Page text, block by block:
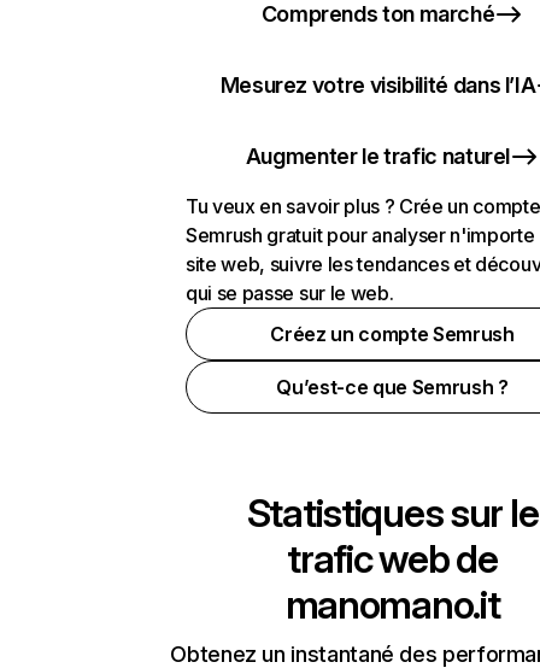
Comprends ton marché
Mesurez votre visibilité dans l’IA
Augmenter le trafic naturel
Tu veux en savoir plus ? Crée un compte
Semrush gratuit pour analyser n'importe
site web, suivre les tendances et
qui se passe sur le web.
Créez un compte Semrush
Qu’est-ce que Semrush ?
Statistiques sur le
trafic web de
manomano.it
Obtenez un instantané des